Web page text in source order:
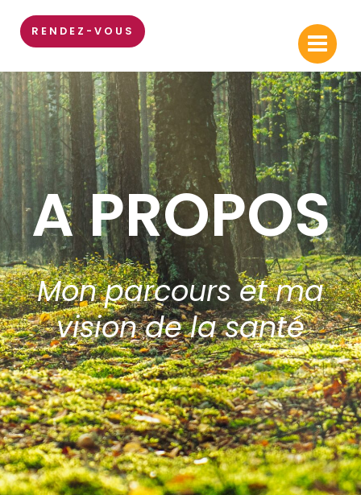
contenu
RENDEZ-VOUS
A PROPOS
Mon parcours et ma
vision de la santé